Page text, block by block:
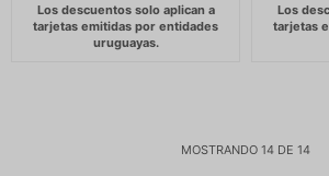
MOSTRANDO 14 DE 14